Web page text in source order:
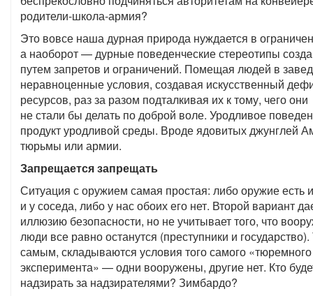
родители-школа-армия?
Это вовсе наша дурная природа нуждается в
а наоборот — дурные поведенческие стереотипы
путем запретов и ограничений. Помещая людей в
неравноценные условия, создавая искусственный
ресурсов, раз за разом подталкивая их к тому, чего они
не стали бы делать по доброй воле. Уродливое
продукт уродливой среды. Вроде ядовитых джунглей
тюрьмы или армии.
Запрещается запрещать
Ситуация с оружием самая простая: либо оружие есть
и у соседа, либо у нас обоих его нет. Второй вариант
иллюзию безопасности, но не учитывает того, что
люди все равно останутся (преступники и
самым, складываются условия того самого «тюремного
эксперимента» — одни вооружены, другие нет. Кто
надзирать за надзирателями? Зимбардо?